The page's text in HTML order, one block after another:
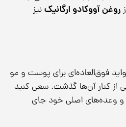
روغن آووکادو ارگانیک نیز
فوق‌العاده‌ای برای پوست و مو
از کنار آن‌ها گذشت. سعی کنید
و وعده‌های اصلی خود جای